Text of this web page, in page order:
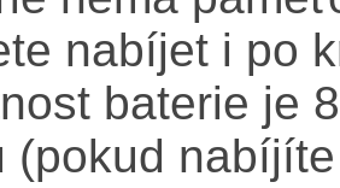
nabíjet i po
baterie je
(pokud